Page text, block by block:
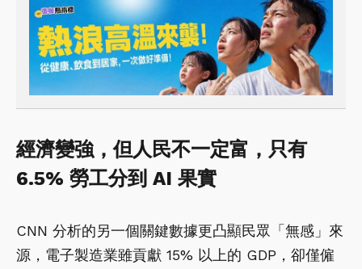
經濟變強，但人民不一定富，只有
6.5% 勞工分到 AI 果實
CNN 分析的另一個關鍵數據更凸顯民眾「無感」來
源，電子製造業雖貢獻 15% 以上的 GDP，卻僅僱